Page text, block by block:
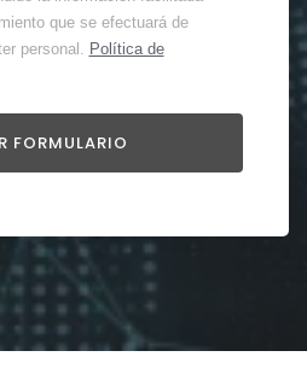
que se efectuará de
personal. Política de